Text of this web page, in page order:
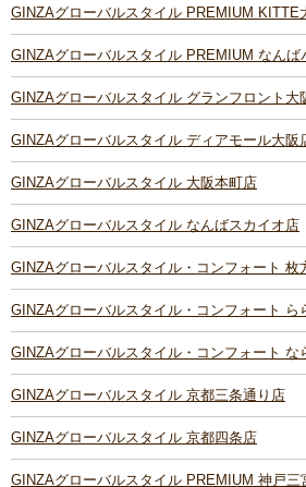
GINZAグローバルスタイル PREMIUM KITTE
GINZAグローバルスタイル PREMIUM なんば
GINZAグローバルスタイル グランフロント大
GINZAグローバルスタイル ディアモール大阪
GINZAグローバルスタイル 大阪本町店
GINZAグローバルスタイル なんばスカイオ店
GINZAグローバルスタイル・コンフォート 枚
GINZAグローバルスタイル・コンフォート ら
GINZAグローバルスタイル・コンフォート な
GINZAグローバルスタイル 京都三条通り店
GINZAグローバルスタイル 京都四条店
GINZAグローバルスタイル PREMIUM 神戸三